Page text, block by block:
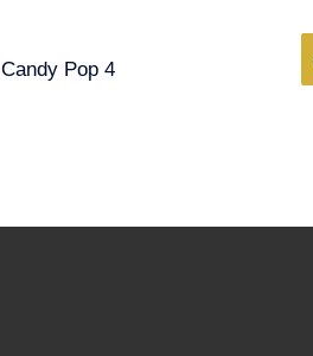
Candy Pop 4